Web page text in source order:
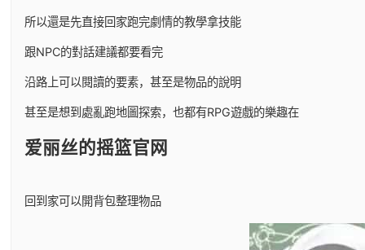
所以還是先直接回家跑完劇情的教學拿技能
跟NPC的對話建議都要看完
沿路上可以閱讀的要素，甚至是物品的說明
甚至是想到處亂跑地圖探索，也都有RPG遊戲的樂趣在
爱丽丝的摇篮官网
回到家可以開背包整理物品